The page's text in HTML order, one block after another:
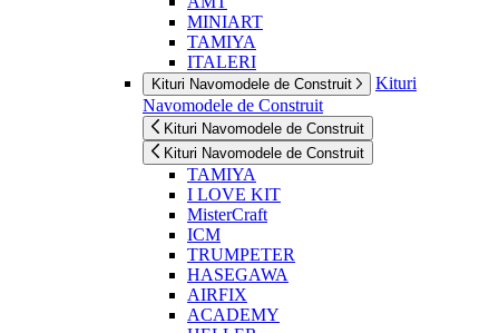
MINIART
TAMIYA
ITALERI
Kituri Navomodele de Construit
Kituri
Navomodele de Construit
Kituri Navomodele de Construit
Kituri Navomodele de Construit
TAMIYA
I LOVE KIT
MisterCraft
ICM
TRUMPETER
HASEGAWA
AIRFIX
ACADEMY